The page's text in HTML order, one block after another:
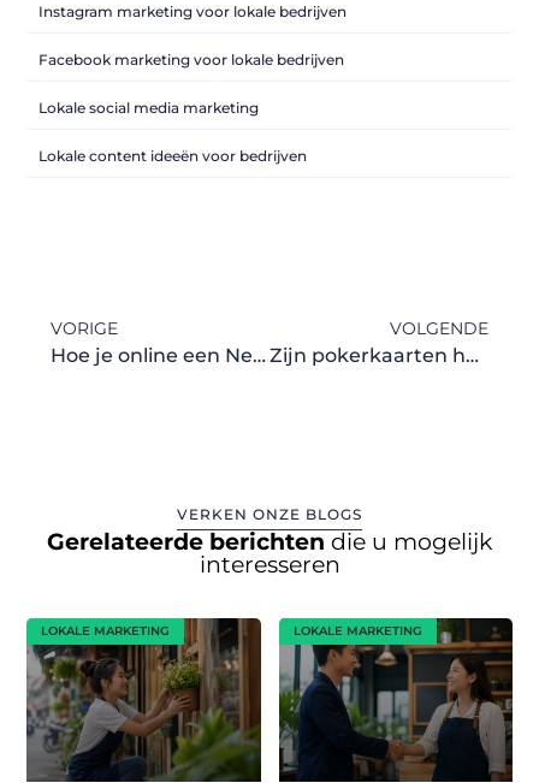
Instagram marketing voor lokale bedrijven
Facebook marketing voor lokale bedrijven
Lokale social media marketing
Lokale content ideeën voor bedrijven
VORIGE
Hoe je online een Neon Sign koopt
VOLGENDE
Zijn pokerkaarten het belangrijkste element in poker?
VERKEN ONZE BLOGS
Gerelateerde berichten die u mogelijk
interesseren
LOKALE MARKETING LOKALE MARKETING